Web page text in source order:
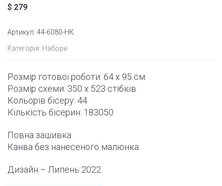
$ 279
Артикул: 44-6080-НК
Категорія: Набори
Розмір готової роботи: 64 x 95 см
Розмір схеми: 350 x 523 стібків
Кольорів бісеру: 44
Кількість бісерин: 183050
Повна зашивка
Канва без нанесеного малюнка
Дизайн – Липень 2022